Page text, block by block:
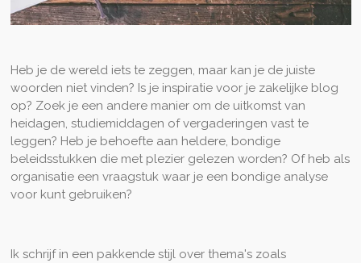
Heb je de wereld iets te zeggen, maar kan je de juiste
woorden niet vinden? Is je inspiratie voor je zakelijke blog
op? Zoek je een andere manier om de uitkomst van
heidagen, studiemiddagen of vergaderingen vast te
leggen? Heb je behoefte aan heldere, bondige
beleidsstukken die met plezier gelezen worden? Of heb als
organisatie een vraagstuk waar je een bondige analyse
voor kunt gebruiken?
Ik schrijf in een pakkende stijl over thema's zoals